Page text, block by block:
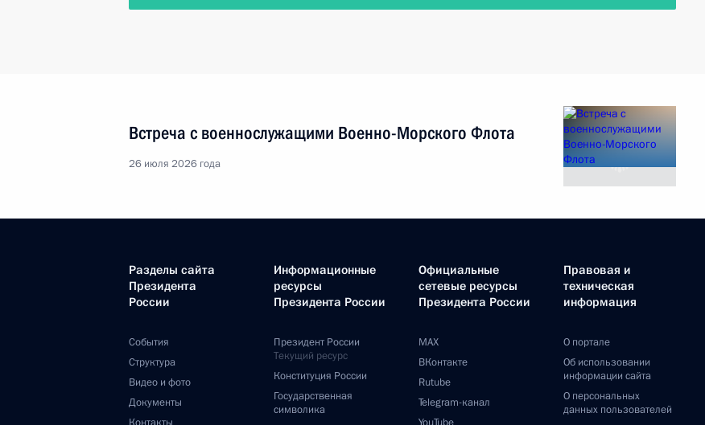
Встреча с военнослужащими Военно-Морского Флота
26 июля 2026 года
Разделы сайта
Президента
России
События
Структура
Видео и фото
Документы
Информационные
ресурсы
Президента России
Президент России
Текущий ресурс
Конституция России
Государственная
символика
Официальные
сетевые ресурсы
Президента России
MAX
ВКонтакте
Rutube
Telegram-канал
Правовая и
техническая
информация
О портале
Об использовании
информации сайта
О персональных
данных пользователей